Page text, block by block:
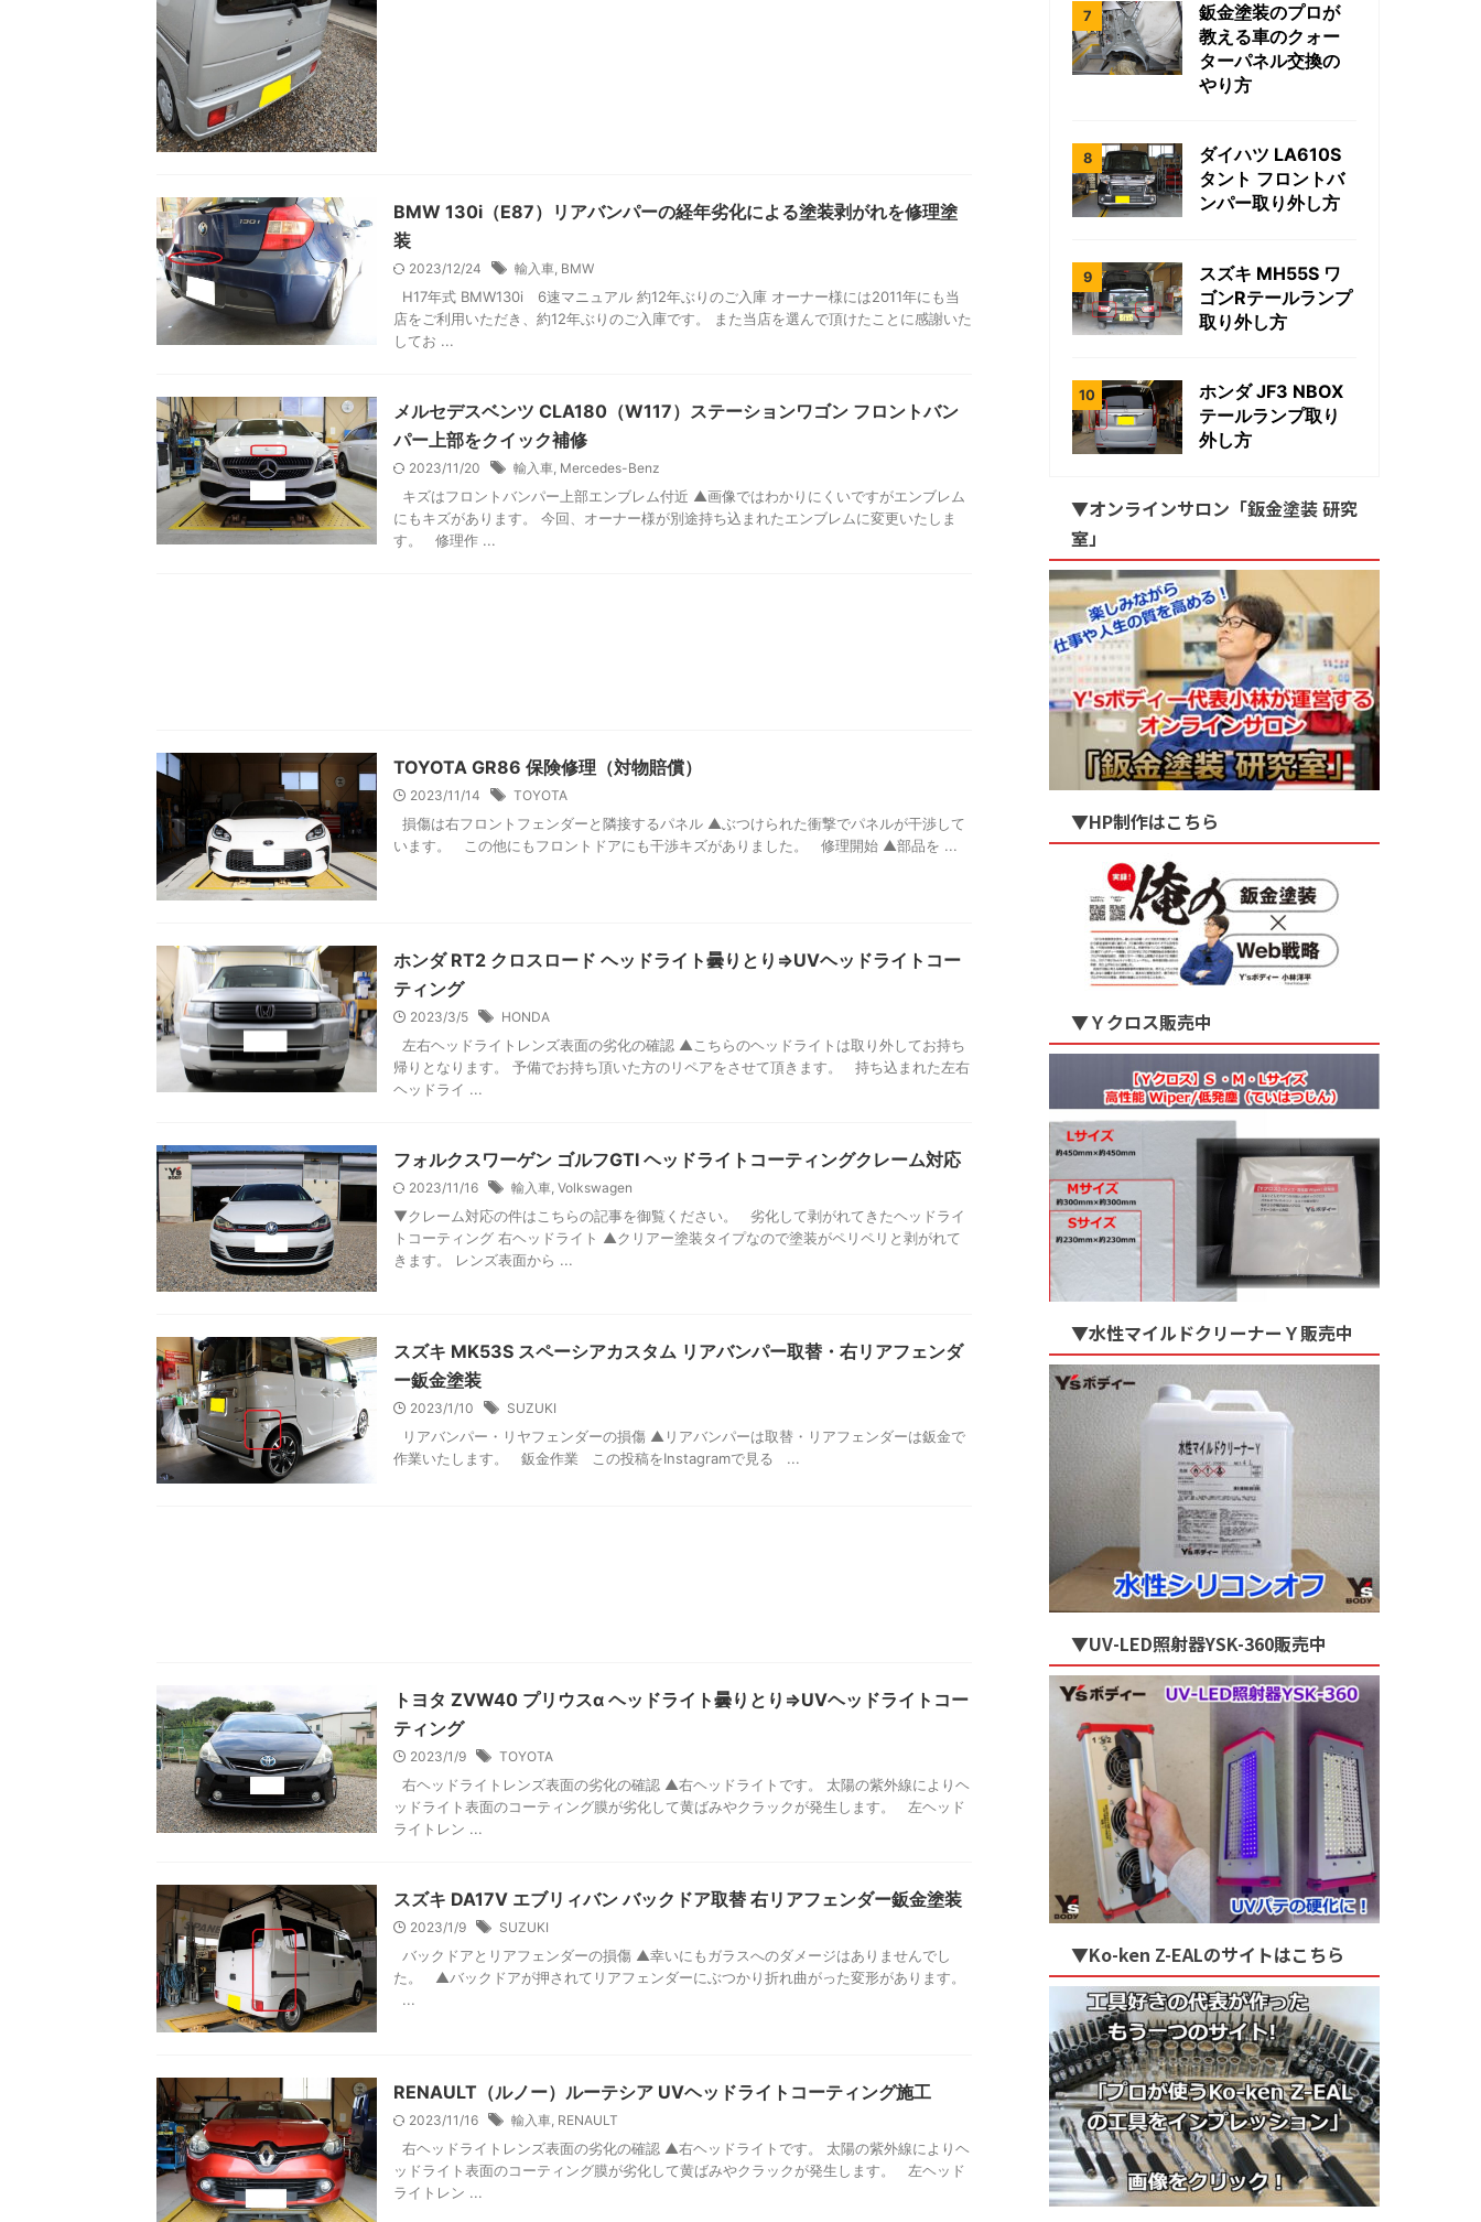
BMW 130i（E87）リアバンパーの経年劣化による塗装剥がれを修理塗
装
2023/12/24 輸入車, BMW
H17年式 BMW130i 6速マニュアル 約12年ぶりのご入庫 オーナー様には2011年にも当
店をご利用いただき、約12年ぶりのご入庫です。 また当店を選んで頂けたことに感謝いた
してお ...
メルセデスベンツ CLA180（W117）ステーションワゴン フロントバン
パー上部をクイック補修
2023/11/20 輸入車, Mercedes-Benz
キズはフロントバンパー上部エンブレム付近 ▲画像ではわかりにくいですがエンブレム
にもキズがあります。 今回、オーナー様が別途持ち込まれたエンブレムに変更いたしま
す。 修理作 ...
TOYOTA GR86 保険修理（対物賠償）
2023/11/14 TOYOTA
損傷は右フロントフェンダーと隣接するパネル ▲ぶつけられた衝撃でパネルが干渉して
います。 この他にもフロントドアにも干渉キズがありました。 修理開始 ▲部品を ...
ホンダ RT2 クロスロード ヘッドライト曇りとり⇒UVヘッドライトコー
ティング
2023/3/5 HONDA
左右ヘッドライトレンズ表面の劣化の確認 ▲こちらのヘッドライトは取り外してお持ち
帰りとなります。 予備でお持ち頂いた方のリペアをさせて頂きます。 持ち込まれた左右
ヘッドライ ...
フォルクスワーゲン ゴルフGTI ヘッドライトコーティングクレーム対応
2023/11/16 輸入車 Volkswagen
▼クレーム対応の件はこちらの記事を御覧ください。 劣化して剥がれてきたヘッドライ
トコーティング 右ヘッドライト ▲クリアー塗装タイプなので塗装がペリペリと剥がれて
きます。 レンズ表面から ...
スズキ MK53S スペーシアカスタム リアバンパー取替・右リアフェンダ
ー鈑金塗装
2023/1/10 SUZUKI
リアバンパー・リヤフェンダーの損傷 ▲リアバンパーは取替・リアフェンダーは鈑金で
作業いたします。 鈑金作業 この投稿をInstagramで見る ...
トヨタ ZVW40 プリウスα ヘッドライト曇りとり⇒UVヘッドライトコー
ティング
2023/1/9 TOYOTA
右ヘッドライトレンズ表面の劣化の確認 ▲右ヘッドライトです。 太陽の紫外線によりヘ
ッドライト表面のコーティング膜が劣化して黄ばみやクラックが発生します。 左ヘッド
ライトレン ...
スズキ DA17V エブリィバン バックドア取替 右リアフェンダー鈑金塗装
2023/1/9 SUZUKI
バックドアとリアフェンダーの損傷 ▲幸いにもガラスへのダメージはありませんでし
た。 ▲バックドアが押されてリアフェンダーにぶつかり折れ曲がった変形があります。
...
RENAULT（ルノー）ルーテシア UVヘッドライトコーティング施工
2023/11/16 輸入車 RENAULT
右ヘッドライトレンズ表面の劣化の確認 ▲右ヘッドライトです。 太陽の紫外線によりヘ
ッドライト表面のコーティング膜が劣化して黄ばみやクラックが発生します。 左ヘッド
ライトレン ...
鈑金塗装のプロが
教える車のクォー
ターパネル交換の
やり方
ダイハツ LA610S
タント フロントバ
ンパー取り外し方
スズキ MH55S ワ
ゴンRテールランプ
取り外し方
ホンダ JF3 NBOX
テールランプ取り
外し方
▼オンラインサロン「鈑金塗装 研究
室」
▼HP制作はこちら
▼Ｙクロス販売中
▼水性マイルドクリーナーＹ販売中
▼UV-LED照射器YSK-360販売中
▼Ko-ken Z-EALのサイトはこちら